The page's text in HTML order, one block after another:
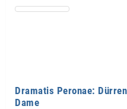
Dramatis Peronae:
Dame